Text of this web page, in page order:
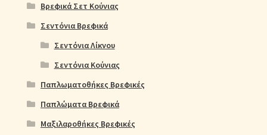
Βρεφικά Σετ Κούνιας
Σεντόνια Βρεφικά
Σεντόνια Λίκνου
Σεντόνια Κούνιας
Παπλωματοθήκες Βρεφικές
Παπλώματα Βρεφικά
Μαξιλαροθήκες Βρεφικές